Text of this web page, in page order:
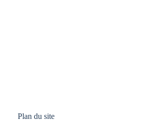
Plan du site